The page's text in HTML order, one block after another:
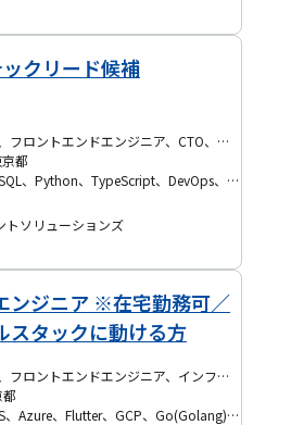
ックリード候補
バックエンドエンジニア、フロントエンドエンジニア、CTO、フルスタックエンジニア、テックリード、DevOpsエンジニア、SRE
都
Azure、Next.js、PostgreSQL、Python、TypeScript、DevOps、SaaS、Docker、Figma
トソリューションズ
ンジニア ※在宅勤務可／
スタックに動ける方
バックエンドエンジニア、フロントエンドエンジニア、インフラエンジニア、データベースエンジニア、ITアーキテクト
インフラ、Angular、AWS、Azure、Flutter、GCP、Go(Golang)、Java、Laravel、MySQL、Next.js、Nuxt.js、PHP、PostgreSQL、Python、React、Ruby、Ruby on Rails、Salesforce、Spring、TypeScript、Vue.js、CSS、ECサイト、HTML、Microsoft SQL Server、Swift、AWS DynamoDB、Firebase、Linux